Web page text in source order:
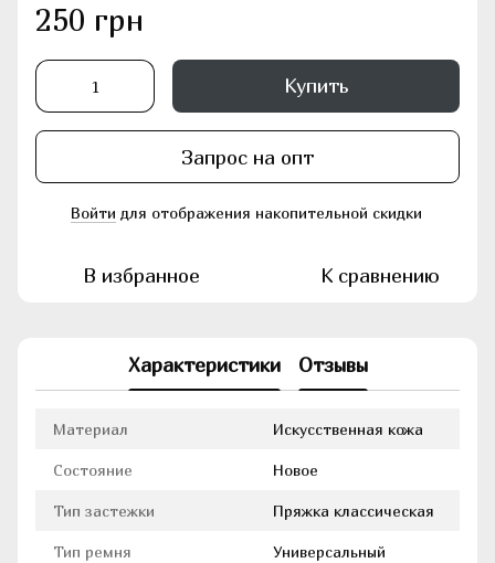
250 грн
Купить
Запрос на опт
Войти для отображения накопительной скидки
В избранное К сравнению
Характеристики Отзывы
Материал Искусственная кожа
Состояние Новое
Тип застежки Пряжка классическая
Тип ремня Универсальный